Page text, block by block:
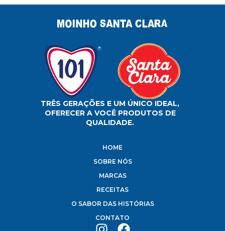
TRÊS GERAÇÕES E UM ÚNICO IDEAL,
OFERECER A VOCÊ PRODUTOS DE
QUALIDADE.
HOME
SOBRE NÓS
MARCAS
RECEITAS
O SABOR DAS HISTÓRIAS
CONTATO